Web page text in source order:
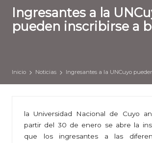
Ingresantes a la
pueden inscribirse a
Inicio Noticias Ingresantes a la UNCuyo
la Universidad Nacional de Cuyo
partir del 30 de enero se abre la
que los ingresantes a las